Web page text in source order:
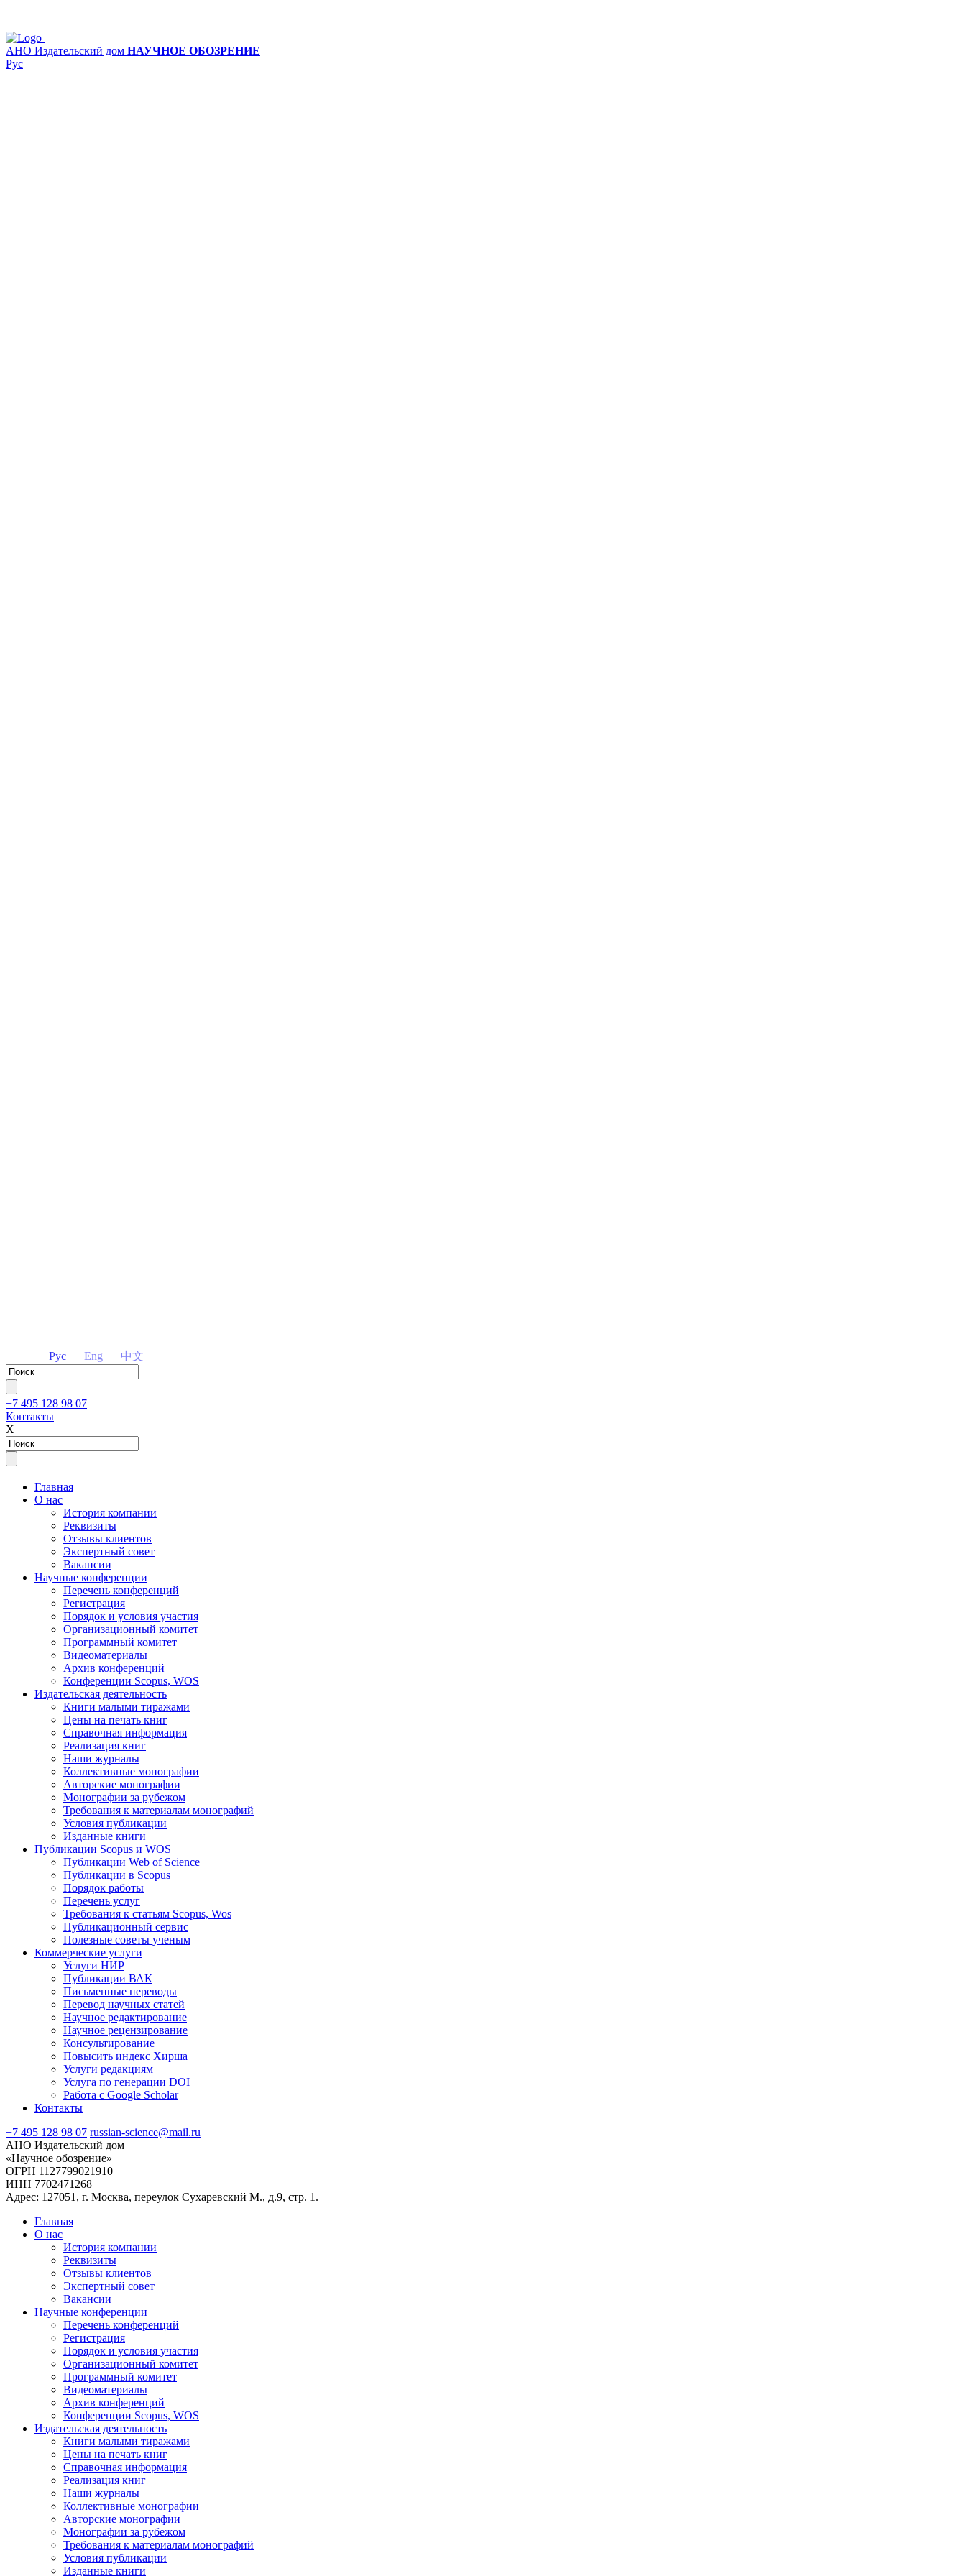
АНО Издательский дом НАУЧНОЕ ОБОЗРЕНИЕ
Рус
Рус Eng 中文
+7 495 128 98 07
Контакты
Х
Главная
О нас
История компании
Реквизиты
Отзывы клиентов
Экспертный совет
Вакансии
Научные конференции
Перечень конференций
Регистрация
Порядок и условия участия
Организационный комитет
Программный комитет
Видеоматериалы
Архив конференций
Конференции Scopus, WOS
Издательская деятельность
Книги малыми тиражами
Цены на печать книг
Справочная информация
Реализация книг
Наши журналы
Коллективные монографии
Авторские монографии
Монографии за рубежом
Требования к материалам монографий
Условия публикации
Изданные книги
Публикации Scopus и WOS
Публикации Web of Science
Публикации в Scopus
Порядок работы
Перечень услуг
Требования к статьям Scopus, Wos
Публикационный сервис
Полезные советы ученым
Коммерческие услуги
Услуги НИР
Публикации ВАК
Письменные переводы
Перевод научных статей
Научное редактирование
Научное рецензирование
Консультирование
Повысить индекс Хирша
Услуги редакциям
Услуга по генерации DOI
Работа с Google Scholar
Контакты
+7 495 128 98 07 russian-science@mail.ru
АНО Издательский дом
«Научное обозрение»
ОГРН 1127799021910
ИНН 7702471268
Адрес: 127051, г. Москва, переулок Сухаревский М., д.9, стр. 1.
Главная
О нас
История компании
Реквизиты
Отзывы клиентов
Экспертный совет
Вакансии
Научные конференции
Перечень конференций
Регистрация
Порядок и условия участия
Организационный комитет
Программный комитет
Видеоматериалы
Архив конференций
Конференции Scopus, WOS
Издательская деятельность
Книги малыми тиражами
Цены на печать книг
Справочная информация
Реализация книг
Наши журналы
Коллективные монографии
Авторские монографии
Монографии за рубежом
Требования к материалам монографий
Условия публикации
Изданные книги